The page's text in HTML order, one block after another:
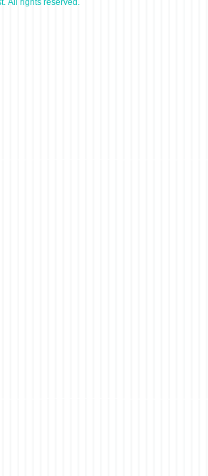
All rights reserved.